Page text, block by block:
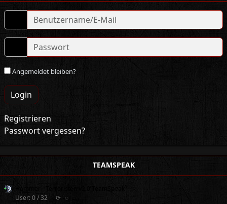
Angemeldet bleiben?
Login
Registrieren
Passwort vergessen?
TEAMSPEAK
User: 0 / 32
⟳ ◌